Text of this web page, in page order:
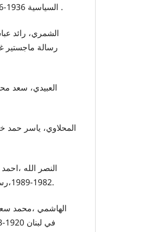
السياسية 1936-1946، أطروحة دكتوراه غير منشورة ، جامعة البصرة ، كلية الآداب .
رسالة ماجستير
1982-1989،رسالة ماجستير غير منشورة,كلية الدراسات التاريخية جامعة البصرة.